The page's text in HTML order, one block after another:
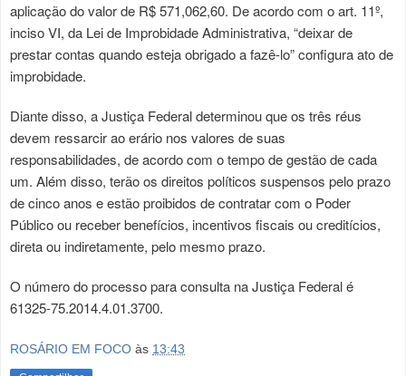
aplicação do valor de R$ 571,062,60. De acordo com o art. 11º,
inciso VI, da Lei de Improbidade Administrativa, “deixar de
prestar contas quando esteja obrigado a fazê-lo” configura ato de
improbidade.
Diante disso, a Justiça Federal determinou que os três réus
devem ressarcir ao erário nos valores de suas
responsabilidades, de acordo com o tempo de gestão de cada
um. Além disso, terão os direitos políticos suspensos pelo prazo
de cinco anos e estão proibidos de contratar com o Poder
Público ou receber benefícios, incentivos fiscais ou creditícios,
direta ou indiretamente, pelo mesmo prazo.
O número do processo para consulta na Justiça Federal é
61325-75.2014.4.01.3700.
ROSÁRIO EM FOCO às 13:43